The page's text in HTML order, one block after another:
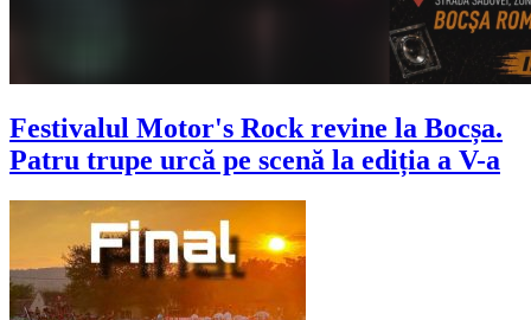
Festivalul Motor's Rock revine la Bocșa.
Patru trupe urcă pe scenă la ediția a V-a